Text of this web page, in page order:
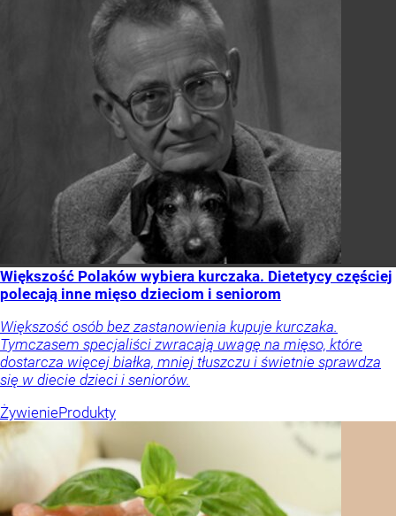
Większość Polaków wybiera kurczaka. Dietetycy częściej
polecają inne mięso dzieciom i seniorom
Większość osób bez zastanowienia kupuje kurczaka.
Tymczasem specjaliści zwracają uwagę na mięso, które
dostarcza więcej białka, mniej tłuszczu i świetnie sprawdza
się w diecie dzieci i seniorów.
ŻywienieProdukty